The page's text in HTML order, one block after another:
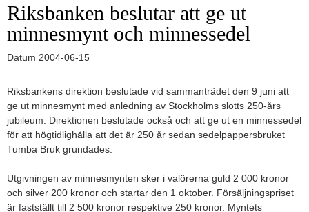
Riksbanken beslutar att ge ut
minnesmynt och minnessedel
Datum 2004-06-15
Riksbankens direktion beslutade vid sammanträdet den 9 juni att
ge ut minnesmynt med anledning av Stockholms slotts 250-års
jubileum. Direktionen beslutade också och att ge ut en minnessedel
för att högtidlighålla att det är 250 år sedan sedelpappersbruket
Tumba Bruk grundades.
Utgivningen av minnesmynten sker i valörerna guld 2 000 kronor
och silver 200 kronor och startar den 1 oktober. Försäljningspriset
är fastställt till 2 500 kronor respektive 250 kronor. Myntets